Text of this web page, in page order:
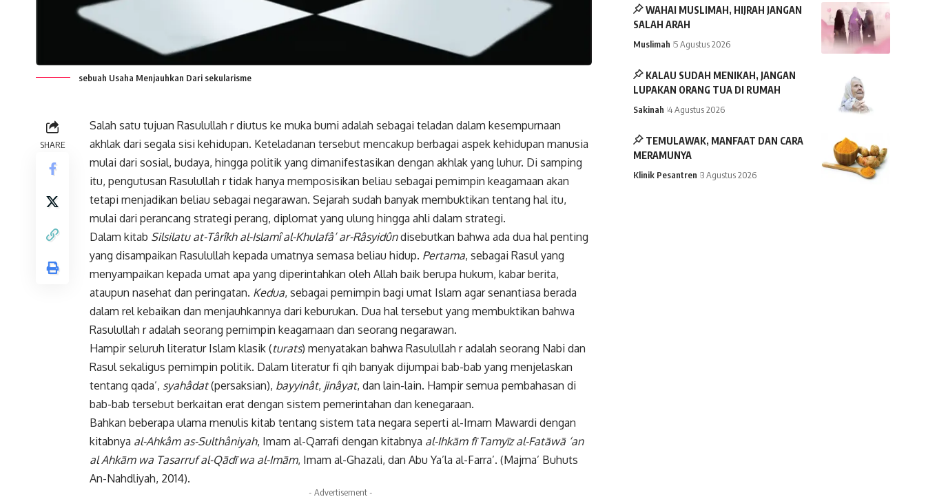
sebuah Usaha Menjauhkan Dari sekularisme
SHARE
Salah satu tujuan Rasulullah r diutus ke muka bumi adalah sebagai teladan dalam kesempurnaan
akhlak dari segala sisi kehidupan. Keteladanan tersebut mencakup berbagai aspek kehidupan manusia
mulai dari sosial, budaya, hingga politik yang dimanifestasikan dengan akhlak yang luhur. Di samping
itu, pengutusan Rasulullah r tidak hanya memposisikan beliau sebagai pemimpin keagamaan akan
tetapi menjadikan beliau sebagai negarawan. Sejarah sudah banyak membuktikan tentang hal itu,
mulai dari perancang strategi perang, diplomat yang ulung hingga ahli dalam strategi.
Dalam kitab Silsilatu at-Târîkh al-Islamî al-Khulafâ’ ar-Râsyidûndisebutkan bahwa ada dua hal penting
yang disampaikan Rasulullah kepada umatnya semasa beliau hidup. Pertama, sebagai Rasul yang
menyampaikan kepada umat apa yang diperintahkan oleh Allah baik berupa hukum, kabar berita,
ataupun nasehat dan peringatan. Kedua, sebagai pemimpin bagi umat Islam agar senantiasa berada
dalam rel kebaikan dan menjauhkannya dari keburukan. Dua hal tersebut yang membuktikan bahwa
Rasulullah r adalah seorang pemimpin keagamaan dan seorang negarawan.
Hampir seluruh literatur Islam klasik (turats) menyatakan bahwa Rasulullah r adalah seorang Nabi dan
Rasul sekaligus pemimpin politik. Dalam literatur fi qih banyak dijumpai bab-bab yang menjelaskan
tentang qada’, syahâdat(persaksian), bayyinât, jinâyat, dan lain-lain. Hampir semua pembahasan di
bab-bab tersebut berkaitan erat dengan sistem pemerintahan dan kenegaraan.
Bahkan beberapa ulama menulis kitab tentang sistem tata negara seperti al-Imam Mawardi dengan
kitabnya al-Ahkâm as-Sulthâniyah, Imam al-Qarrafi dengan kitabnya al-Ihkām fī Tamyīz al-Fatāwā ‘an
al Ahkām wa Tasarruf al-Qādī wa al-Imām, Imam al-Ghazali, dan Abu Ya’la al-Farra’. (Majma’ Buhuts
An-Nahdliyah, 2014).
- Advertisement -
WAHAI MUSLIMAH, HIJRAH JANGAN
SALAH ARAH
Muslimah 5 Agustus 2026
KALAU SUDAH MENIKAH, JANGAN
LUPAKAN ORANG TUA DI RUMAH
Sakinah 4 Agustus 2026
TEMULAWAK, MANFAAT DAN CARA
MERAMUNYA
Klinik Pesantren 3 Agustus 2026